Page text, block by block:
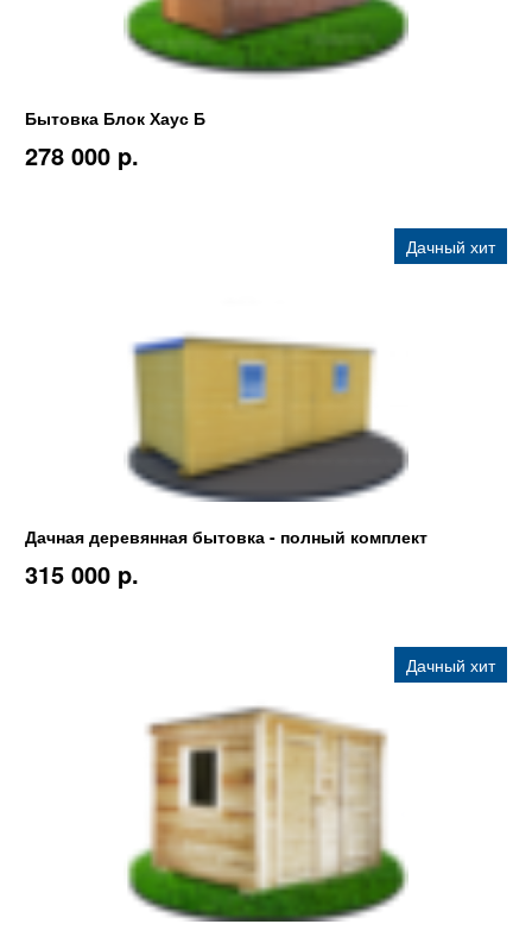
Бытовка Блок Хаус Б
278 000 p.
Дачный хит
Дачная деревянная бытовка - полный комплект
315 000 p.
Дачный хит